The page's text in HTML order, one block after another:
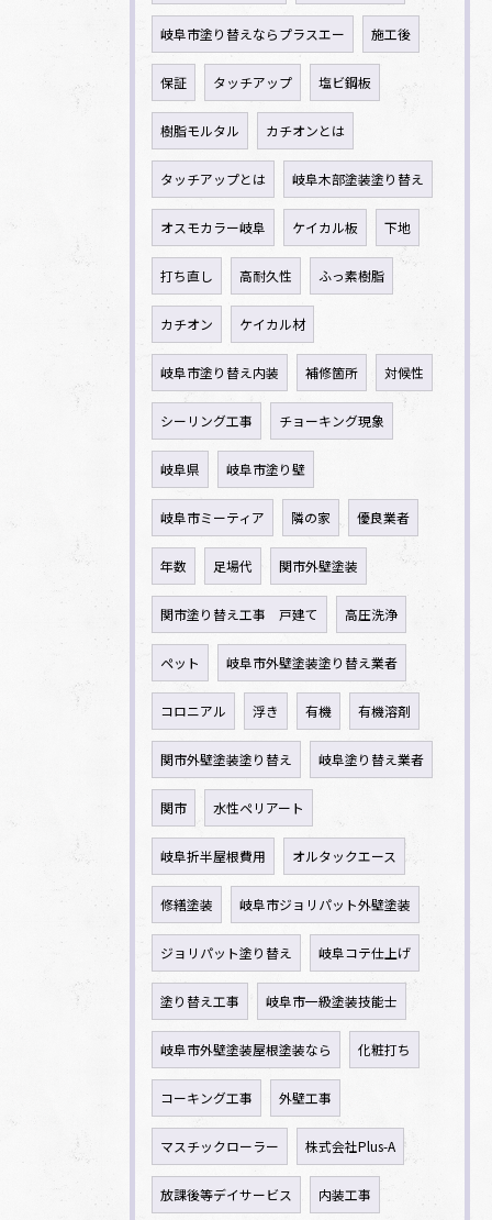
岐阜市塗り替えならプラスエー 施工後
保証 タッチアップ 塩ビ鋼板
樹脂モルタル カチオンとは
タッチアップとは 岐阜木部塗装塗り替え
オスモカラー岐阜 ケイカル板 下地
打ち直し 高耐久性 ふっ素樹脂
カチオン ケイカル材
岐阜市塗り替え内装 補修箇所 対候性
シーリング工事 チョーキング現象
岐阜県 岐阜市塗り壁
岐阜市ミーティア 隣の家 優良業者
年数 足場代 関市外壁塗装
関市塗り替え工事 戸建て 高圧洗浄
ペット 岐阜市外壁塗装塗り替え業者
コロニアル 浮き 有機 有機溶剤
関市外壁塗装塗り替え 岐阜塗り替え業者
関市 水性ペリアート
岐阜折半屋根費用 オルタックエース
修繕塗装 岐阜市ジョリパット外壁塗装
ジョリパット塗り替え 岐阜コテ仕上げ
塗り替え工事 岐阜市一級塗装技能士
岐阜市外壁塗装屋根塗装なら 化粧打ち
コーキング工事 外壁工事
マスチックローラー 株式会社Plus-A
放課後等デイサービス 内装工事